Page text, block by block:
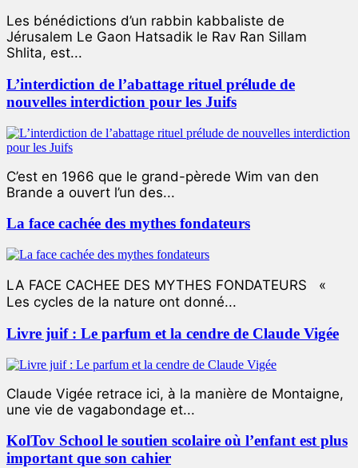
Les bénédictions d’un rabbin kabbaliste de
Jérusalem Le Gaon Hatsadik le Rav Ran Sillam
Shlita, est...
L’interdiction de l’abattage rituel prélude de
nouvelles interdiction pour les Juifs
C’est en 1966 que le grand-pèrede Wim van den
Brande a ouvert l’un des...
La face cachée des mythes fondateurs
LA FACE CACHEE DES MYTHES FONDATEURS «
Les cycles de la nature ont donné...
Livre juif : Le parfum et la cendre de Claude Vigée
Claude Vigée retrace ici, à la manière de Montaigne,
une vie de vagabondage et...
KolTov School le soutien scolaire où l’enfant est plus
important que son cahier